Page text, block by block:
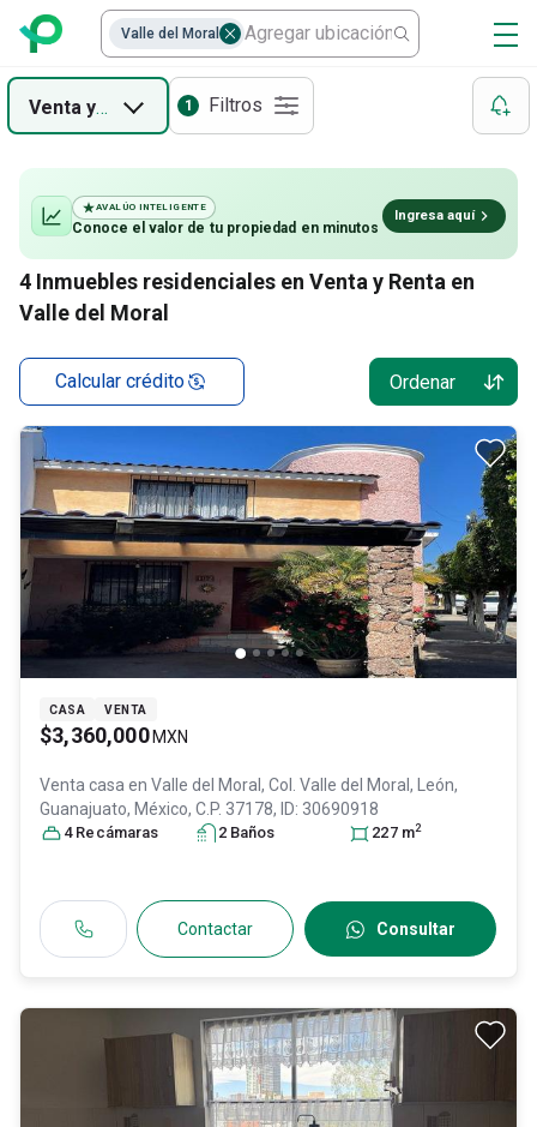
Venta yRenta 1 Filtros
4 Inmuebles residenciales en Venta y Renta en
Valle del Moral
Calcular crédito Ordenar
AVALÚO INTELIGENTE
Conoce el valor de tu propiedad en minutos
Ingresa aquí
CASA VENTA
$3,360,000 MXN
Venta casa en Valle del Moral, Col. Valle del Moral, León,
Guanajuato, México, C.P. 37178, ID: 30690918
4 Recámaras 2 Baños 227 m2
Contactar Consultar
Valle del Moral